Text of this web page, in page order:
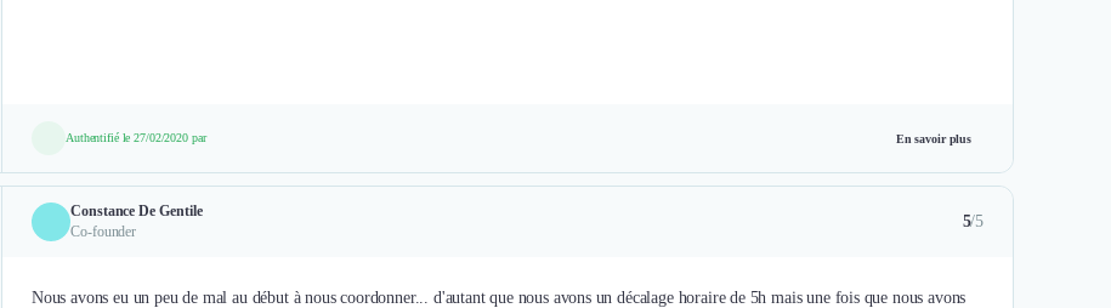
Authentifié le 27/02/2020 par En savoir plus
Constance De Gentile
Co-founder
5/5
Nous avons eu un peu de mal au début à nous coordonner... d'autant que nous avons un décalage horaire de 5h mais une fois que nous avons